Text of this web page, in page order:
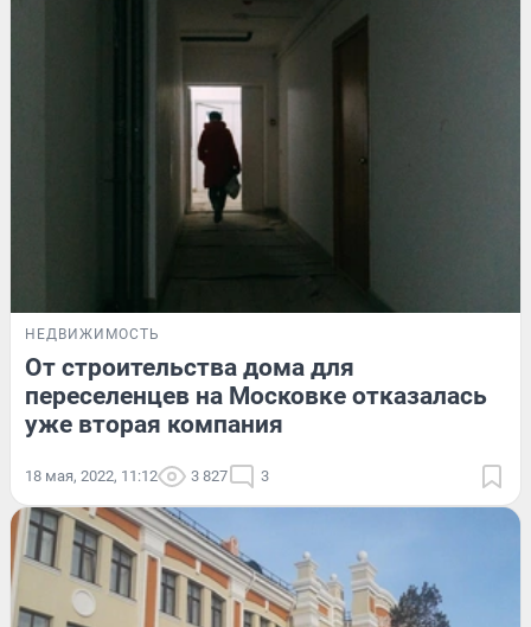
НЕДВИЖИМОСТЬ
От строительства дома для
переселенцев на Московке отказалась
уже вторая компания
18 мая, 2022, 11:12 3 827 3